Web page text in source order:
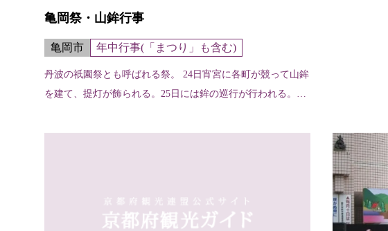
亀岡祭・山鉾行事
亀岡市 年中行事(「まつり」も含む)
丹波の祇園祭とも呼ばれる祭。 24日宵宮に各町が競って山鉾
を建て、提灯が飾られる。25日には鉾の巡行が行われる。